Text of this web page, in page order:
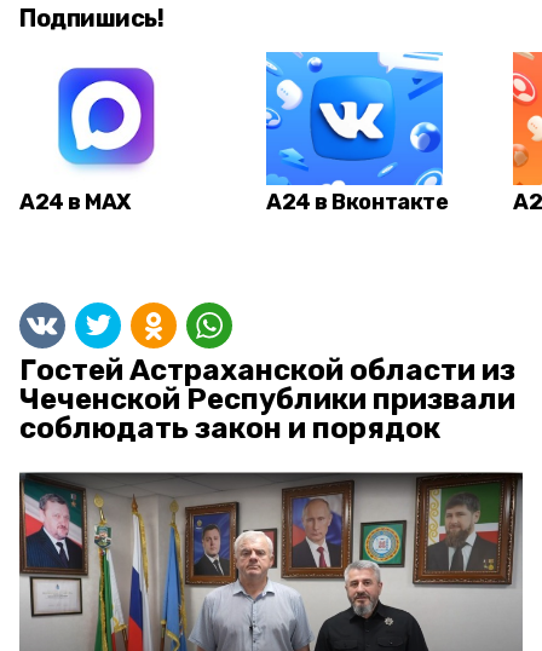
Подпишись!
А24 в MAX А24 в Вконтакте
Гостей Астраханской области из
Чеченской Республики призвали
соблюдать закон и порядок